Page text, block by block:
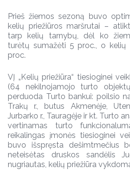
Prieš žiemos sezoną buvo
kelių priežiūros maršrutai –
tarp kelių tarnybų, dėl ko
turėtų sumažėti 5 proc., o kelių
proc.
VĮ „Kelių priežiūra“ tiesioginei
(64 nekilnojamojo turto
perduoda Turto bankui: poilsio
Trakų r., butus Akmenėje,
Jurbarko r., Tauragėje ir kt. Turto
vertinamas turto
reikalingas įmonės tiesioginei
buvo išspręsta dešimtmečius
neteisėtas druskos sandėlis
nugriautas, kelių priežiūra